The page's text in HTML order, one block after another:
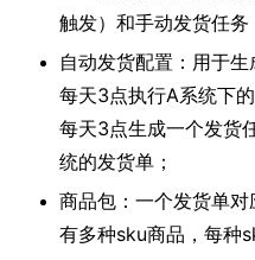
触发）和手动发货任务
自动发货配置：用于
每天3点执行A系统下
每天3点生成一个发货
统的发货单；
商品包：一个发货单
有多种sku商品，每种